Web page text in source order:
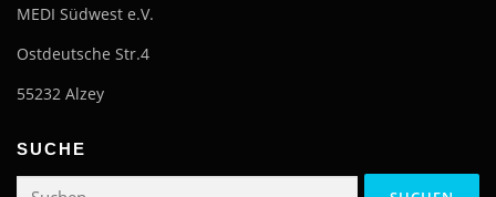
MEDI Südwest e.V.
Ostdeutsche Str.4
55232 Alzey
SUCHE
Suchen